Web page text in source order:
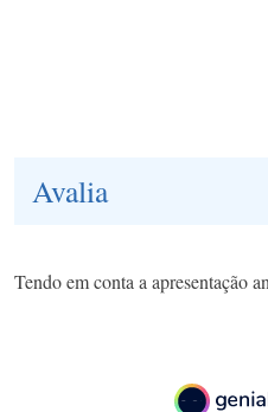
Avalia
Tendo em conta a apresentação